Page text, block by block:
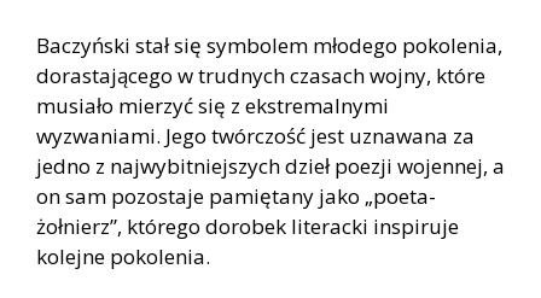
Baczyński stał się symbolem młodego pokolenia,
dorastającego w trudnych czasach wojny, które
musiało mierzyć się z ekstremalnymi
wyzwaniami. Jego twórczość jest uznawana za
jedno z najwybitniejszych dzieł poezji wojennej, a
on sam pozostaje pamiętany jako „poeta-
żołnierz”, którego dorobek literacki inspiruje
kolejne pokolenia.